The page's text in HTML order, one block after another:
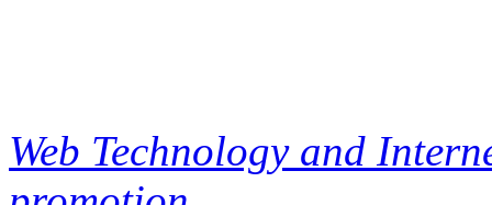
Web Technology and